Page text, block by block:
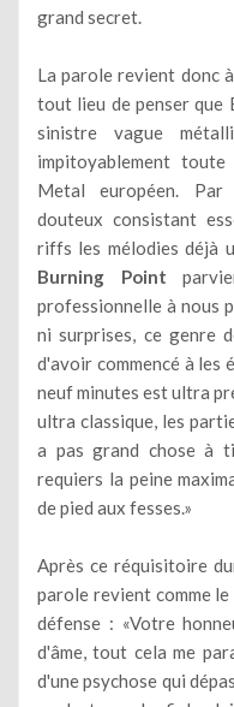
grand secret.
La parole revient donc
tout lieu de penser
sinistre vague
impitoyablement
Metal européen. Par
douteux consistant
riffs les mélodies déjà
Burning Point
professionnelle à nous
ni surprises, ce genre
d'avoir commencé à les
neuf minutes est ultra
ultra classique, les
a pas grand chose à
requiers la peine
de pied aux fesses.»
Après ce réquisitoire
parole revient comme
défense : «Votre
d'âme, tout cela me
d'une psychose qui